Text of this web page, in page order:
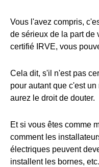
Vous l'avez compris,
de sérieux de la part de
certifié IRVE, vous
Cela dit, s'il n'est pas
pour autant que c'est
aurez le droit de douter.
Et si vous êtes comme
comment les
électriques peuvent
installent les bornes,